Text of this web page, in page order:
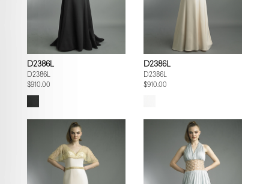
D2386L
D2386L
$910.00
D2386L
D2386L
$910.00